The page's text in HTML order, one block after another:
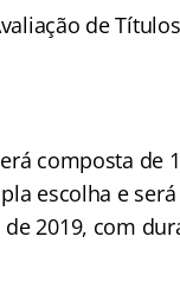
de Títulos
composta de
escolha e
2019, com